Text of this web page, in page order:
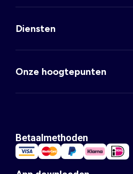
Diensten
Onze hoogtepunten
Betaalmethoden